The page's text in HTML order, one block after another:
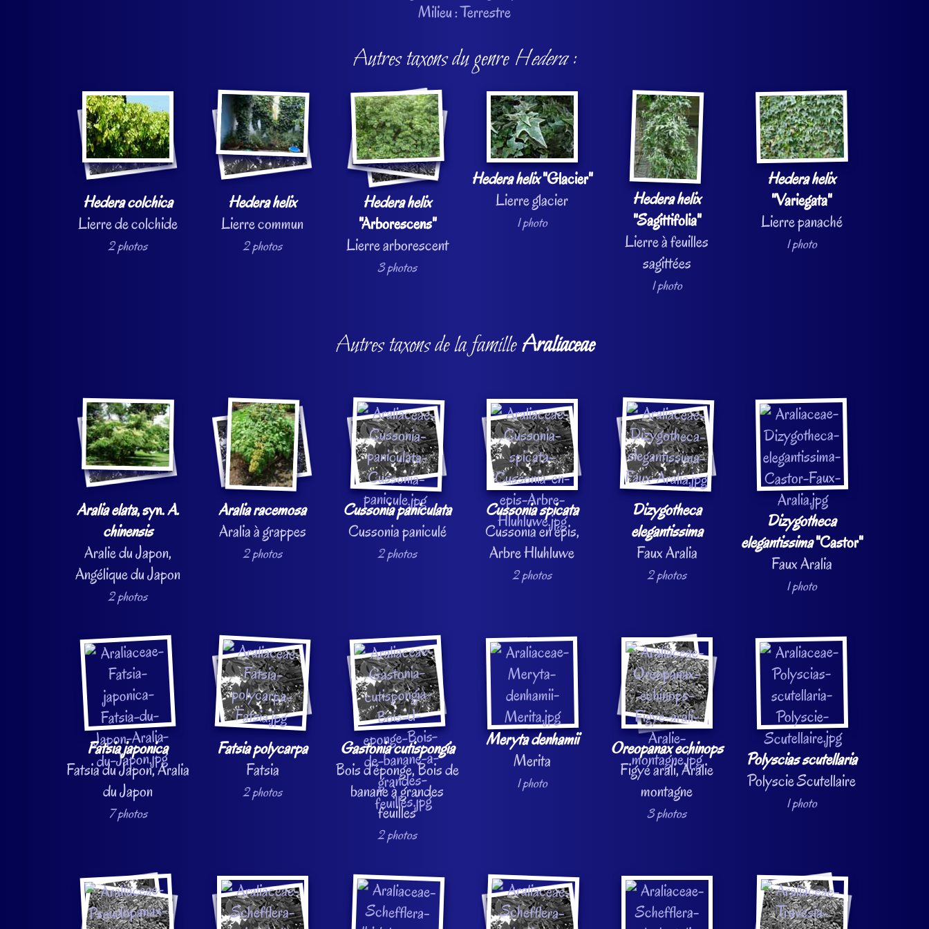
Milieu : Terrestre
Autres taxons du genre Hedera:
Hedera colchica
Lierre de colchide
2 photos
Hedera helix
Lierre commun
2 photos
Hedera helix
"Arborescens"
Lierre arborescent
3 photos
Hedera helix"Glacier"
Lierre glacier
1 photo
Hedera helix
"Sagittifolia"
Lierre à feuilles
sagittées
1 photo
Hedera helix
"Variegata"
Lierre panaché
1 photo
Autres taxons de la familleAraliaceae
Aralia elata, syn.A.
chinensis
Aralie du Japon,
Angélique du Japon
2 photos
Aralia racemosa
Aralia à grappes
2 photos
Cussonia paniculata
Cussonia paniculé
2 photos
Cussonia spicata
Cussonia en épis,
Arbre Hluhluwe
2 photos
Dizygotheca
elegantissima
Faux Aralia
2 photos
Dizygotheca
elegantissima"Castor"
Faux Aralia
1 photo
Fatsia japonica
Fatsia du Japon, Aralia
du Japon
7 photos
Fatsia polycarpa
Fatsia
2 photos
Gastonia cutispongia
Bois d’éponge, Bois de
banane à grandes
feuilles
2 photos
Meryta denhamii
Merita
1 photo
Oreopanax echinops
Figyé arali, Aralie
montagne
3 photos
Polyscias scutellaria
Polyscie Scutellaire
1 photo